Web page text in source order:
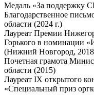
Медаль «За поддержку
Благодарственное
области (2024 г.)
Лауреат Премии
Горького в номинации
(Нижний Новгород, 2018
Почетная грамота
области (2015)
Лауреат IX открытого
«Специальный приз